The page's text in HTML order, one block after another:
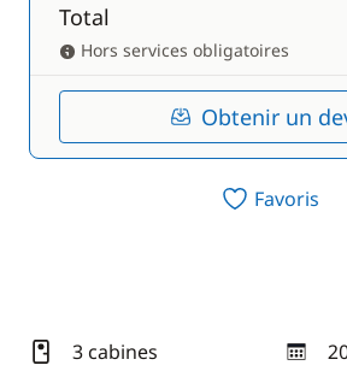
Total
Hors services obligatoires
Obtenir un
Favoris
3 cabines
année